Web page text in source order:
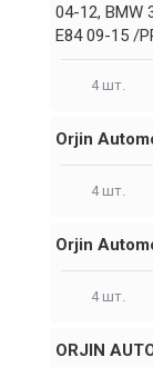
04-12, BMW
E84 09-15 /
4 шт.
Orjin
4 шт.
Orjin
4 шт.
ORJIN